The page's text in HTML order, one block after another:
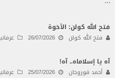
فتح الله كولن: الأخوة
فتح الله كولن 26/07/2026
آه يا إسلاماه.. آه!
أحمد قوروجان 25/07/2026